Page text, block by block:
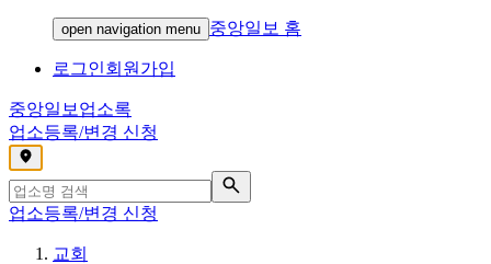
open navigation menu 중앙일보 홈
로그인회원가입
중앙일보 업소록
업소등록/변경 신청
,
업소등록/변경 신청
교회